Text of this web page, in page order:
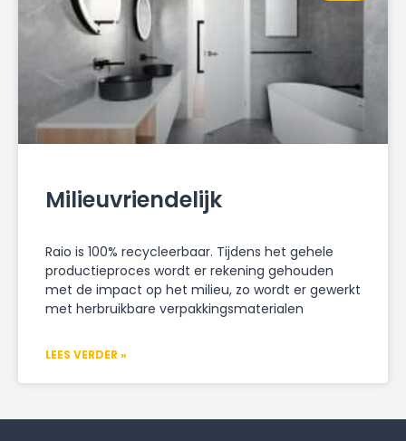
Milieuvriendelijk
Raio is 100% recycleerbaar. Tijdens het gehele
productieproces wordt er rekening gehouden
met de impact op het milieu, zo wordt er gewerkt
met herbruikbare verpakkingsmaterialen
LEES VERDER »